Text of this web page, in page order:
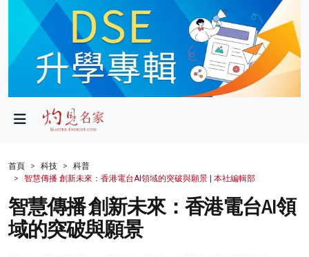
政局
財經
生活
健康
商業
首頁 科技
科普
智慧傳播 創新未來：香港電台AI領域的突破與願景 | 本社編輯部
智慧傳播 創新未來：香港電台AI領
域的突破與願景